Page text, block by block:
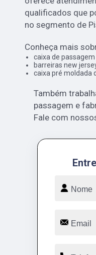
qualificados que
no segmento de
Conheça mais
caixa de passagem
barreiras new
caixa pré moldada
Também
passagem e
Fale com